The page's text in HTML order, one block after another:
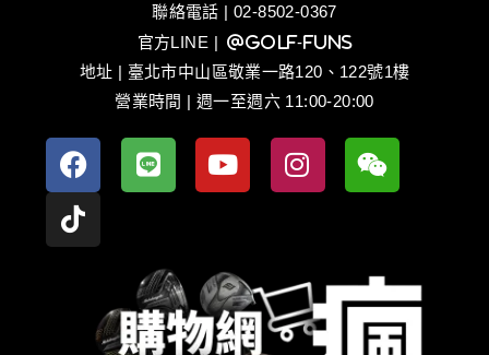
聯絡電話 | 02-8502-0367
官方LINE | @golf-funs
地址 | 臺北市中山區敬業一路120、122號1樓
營業時間 | 週一至週六 11:00-20:00